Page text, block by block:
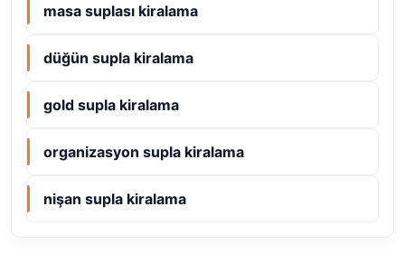
masa suplası kiralama
düğün supla kiralama
gold supla kiralama
organizasyon supla kiralama
nişan supla kiralama